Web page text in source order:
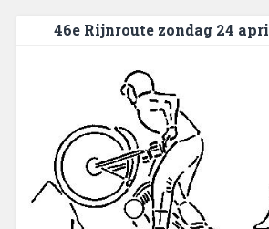
46e Rijnroute zondag 24